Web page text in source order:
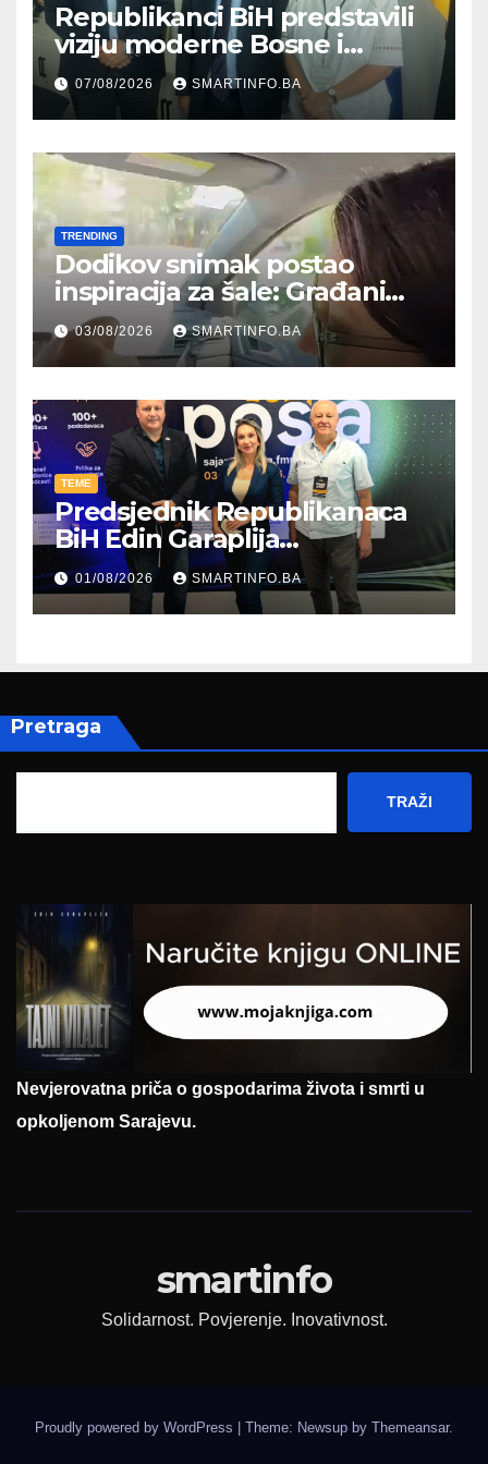
Republikanci BiH predstavili
viziju moderne Bosne i
Hercegovine ambasadoru
Njemačke
07/08/2026 SMARTINFO.BA
TRENDING
Dodikov snimak postao
inspiracija za šale: Građani
kroz parodiju poslali poruku
03/08/2026 SMARTINFO.BA
TEME
Predsjednik Republikanaca
BiH Edin Garaplija
prisustvovao prezentaciji
Federalnog sajma
zapošljavanja
01/08/2026 SMARTINFO.BA
Pretraga
TRAŽI
Nevjerovatna priča o gospodarima života i smrti u
opkoljenom Sarajevu.
smartinfo
Solidarnost. Povjerenje. Inovativnost.
Proudly powered by WordPress | Theme: Newsup by Themeansar.